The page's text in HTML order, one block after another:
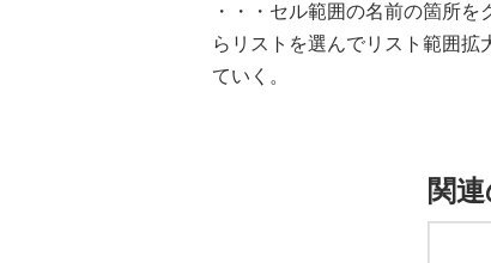
・・・セル範囲の名前の箇所
らリストを選んでリスト範囲
ていく。
関